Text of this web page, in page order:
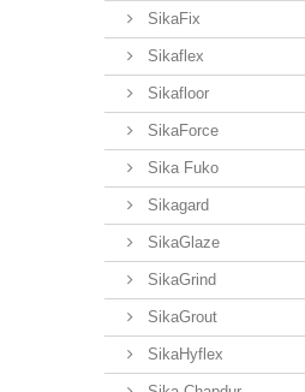
SikaFix
Sikaflex
Sikafloor
SikaForce
Sika Fuko
Sikagard
SikaGlaze
SikaGrind
SikaGrout
SikaHyflex